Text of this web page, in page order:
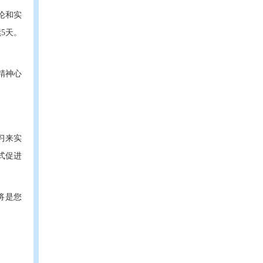
和实
。
神心
来实
促进
是您